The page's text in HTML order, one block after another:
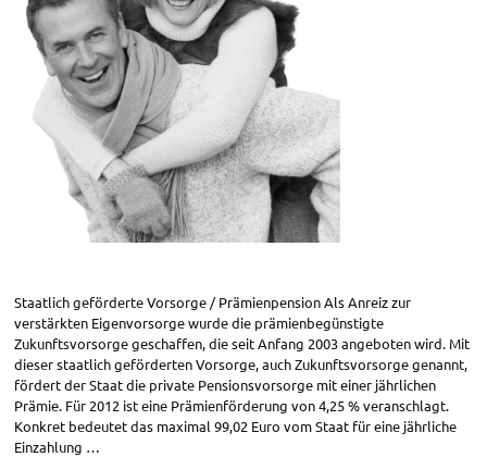
Staatlich geförderte Vorsorge / Prämienpension Als Anreiz zur
verstärkten Eigenvorsorge wurde die prämienbegünstigte
Zukunftsvorsorge geschaffen, die seit Anfang 2003 angeboten wird. Mit
dieser staatlich geförderten Vorsorge, auch Zukunftsvorsorge genannt,
fördert der Staat die private Pensionsvorsorge mit einer jährlichen
Prämie. Für 2012 ist eine Prämienförderung von 4,25 % veranschlagt.
Konkret bedeutet das maximal 99,02 Euro vom Staat für eine jährliche
Einzahlung …